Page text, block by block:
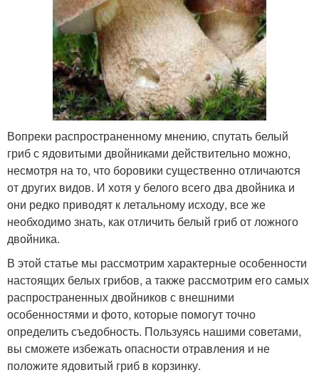
Вопреки распространенному мнению, спутать белый
гриб с ядовитыми двойниками действительно можно,
несмотря на то, что боровики существенно отличаются
от других видов. И хотя у белого всего два двойника и
они редко приводят к летальному исходу, все же
необходимо знать, как отличить белый гриб от ложного
двойника.
В этой статье мы рассмотрим характерные особенности
настоящих белых грибов, а также рассмотрим его самых
распространенных двойников с внешними
особенностями и фото, которые помогут точно
определить съедобность. Пользуясь нашими советами,
вы сможете избежать опасности отравления и не
положите ядовитый гриб в корзинку.